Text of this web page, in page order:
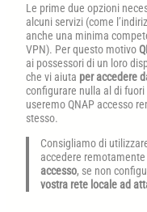
Le prime due opzioni
alcuni servizi (come
anche una minima
VPN). Per questo motivo
ai possessori di un loro
che vi aiuta per accedere
configurare nulla al di
useremo QNAP accesso
stesso.
Consigliamo di
accedere
accesso, se non
vostra rete locale ad